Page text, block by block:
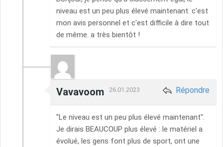
niveau est un peu plus élevé maintenant. c'est
mon avis personnel et c'est difficile à dire tout
de même. a très bientôt !
Vavavoom 26.01.2023 Répondre
"Le niveau est un peu plus élevé maintenant".
Je dirais BEAUCOUP plus élevé : le matériel a
évolué, les gens font plus de sport, ont une